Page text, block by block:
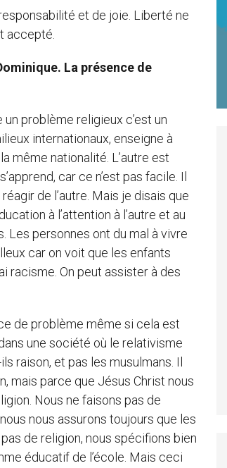
et de joie. Liberté ne
accepté.
La présence de
un problème religieux c’est un
internationaux, enseigne à
même nationalité. L’autre est
car ce n’est pas facile. Il
de l’autre. Mais je disais que
à l’attention à l’autre et au
Les personnes ont du mal à vivre
car on voit que les enfants
racisme. On peut assister à des
de problème même si cela est
une société où le relativisme
raison, et pas les musulmans. Il
mais parce que Jésus Christ nous
Nous ne faisons pas de
nous assurons toujours que les
de religion, nous spécifions bien
éducatif de l’école. Mais ceci